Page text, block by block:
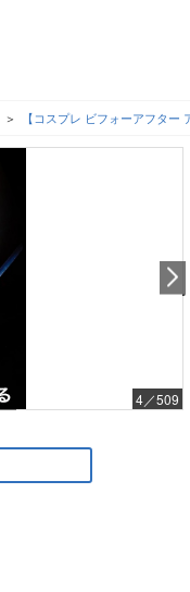
【コスプレ ビフォーアフタ
4／509